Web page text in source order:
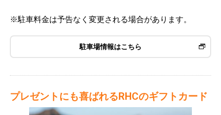
※駐車料金は予告なく変更される場合があります。
駐車場情報はこちら
プレゼントにも喜ばれるRHCのギフトカード